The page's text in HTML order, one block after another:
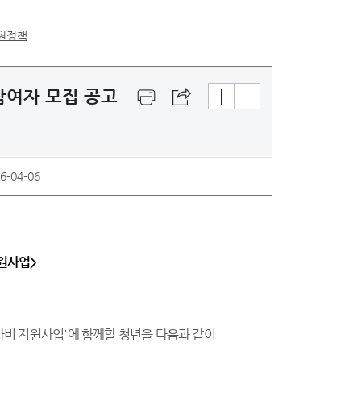
정책
자 모집 공고
04-06
사업>
비 지원사업'에 함께할 청년을 다음과 같이